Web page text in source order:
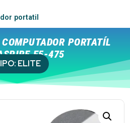
portatil
PORTATÍL
E5-475
ELITE